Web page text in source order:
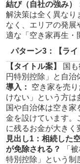
結び（自社の強み）
解決策は全く異なり
なく、エリアの発展
適な「空き家再生・
パターン3：【ラ
【タイトル案】
国
円特別控除」と自治
導入：
空き家を売
けない」という方は
国や自治体は空き家
金を設けています。
に残るお金が大きく
見出し1：相続した
が免除される？
「
特別控除」という制